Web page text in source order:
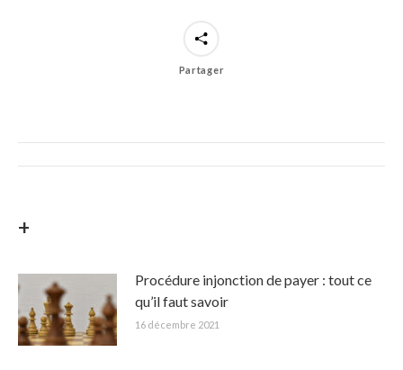
Partager
Post
+
Procédure injonction de payer : tout ce
qu’il faut savoir
16 décembre 2021